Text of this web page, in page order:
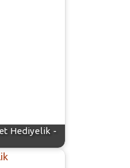
Hediyelik -